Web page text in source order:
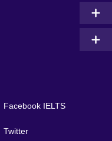
Facebook IELTS
Twitter